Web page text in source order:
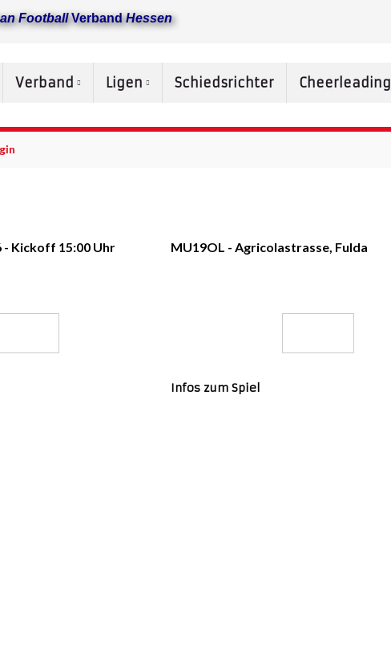
FootballVerbandHessen
Verband Ligen Schiedsrichter Cheerleading
- Kickoff 15:00 Uhr MU19OL - Agricolastrasse, Fulda
Infos zum Spiel